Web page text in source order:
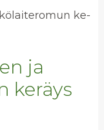
ke­
ja
keräys